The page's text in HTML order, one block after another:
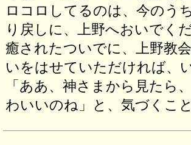
ロコロしてるのは、今のう
り戻しに、上野へおいでく
癒されたついでに、上野教
いをはせていただければ、
「ああ、神さまから見たら
わいいのね」と、気づくこ